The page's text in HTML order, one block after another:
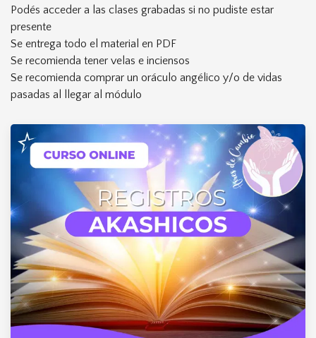
Podés acceder a las clases grabadas si no pudiste estar
presente
Se entrega todo el material en PDF
Se recomienda tener velas e inciensos
Se recomienda comprar un oráculo angélico y/o de vidas
pasadas al llegar al módulo